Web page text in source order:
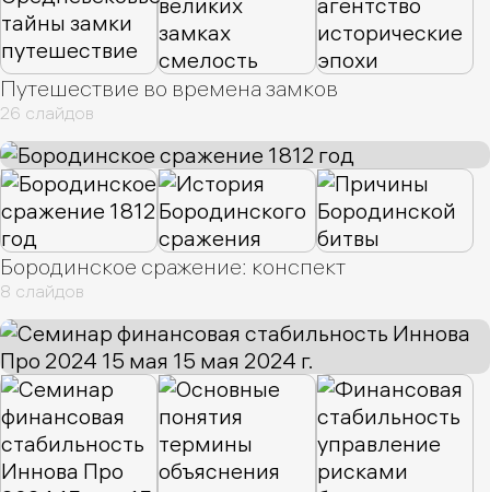
Путешествие во времена замков
26 слайдов
Бородинское сражение: конспект
8 слайдов